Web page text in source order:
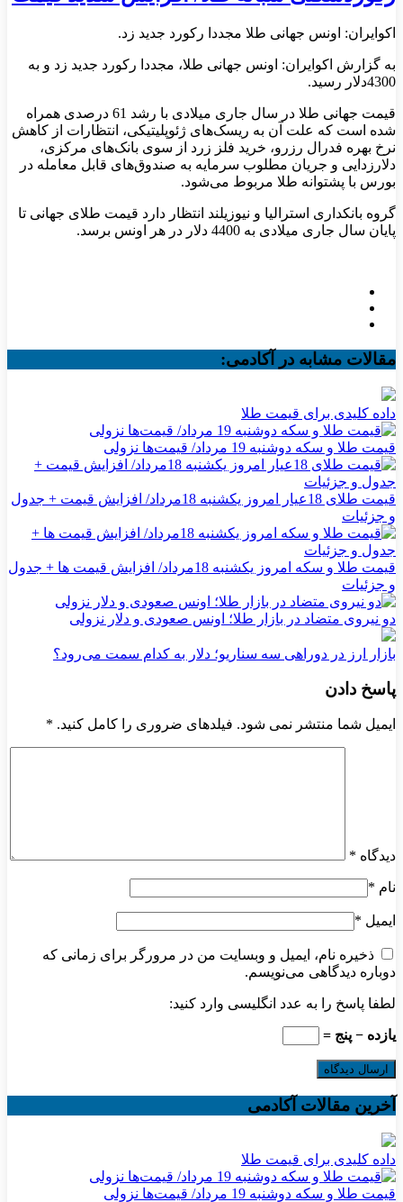
اکوایران: اونس جهانی طلا مجددا رکورد جدید زد.
به گزارش اکوایران: اونس جهانی طلا، مجددا رکورد جدید زد و به
4300دلار رسید.
قیمت جهانی طلا در سال جاری میلادی با رشد 61 درصدی همراه
شده است که علت آن به ریسک‌های ژئوپلیتیکی، انتظارات از کاهش
نرخ بهره فدرال رزرو، خرید فلز زرد از سوی بانک‌های مرکزی،
دلارزدایی و جریان مطلوب سرمایه به صندوق‌های قابل معامله در
بورس با پشتوانه طلا مربوط می‌شود.
گروه بانکداری استرالیا و نیوزیلند انتظار دارد قیمت طلای جهانی تا
پایان سال جاری میلادی به 4400 دلار در هر اونس برسد.
مقالات مشابه در آکادمی:
داده کلیدی برای قیمت طلا
قیمت طلا و سکه دوشنبه 19 مرداد/ قیمت‌ها نزولی
قیمت طلای 18عیار امروز یکشنبه 18مرداد/ افزایش قیمت + جدول
و جزئیات
قیمت طلا و سکه امروز یکشنبه 18مرداد/ افزایش قیمت ها + جدول
و جزئیات
دو نیروی متضاد در بازار طلا؛ اونس صعودی و دلار نزولی
بازار ارز در دوراهی سه سناریو؛ دلار به کدام سمت می‌رود؟
پاسخ دادن
ایمیل شما منتشر نمی شود. فیلدهای ضروری را کامل کنید. *
دیدگاه *
نام *
ایمیل *
ذخیره نام، ایمیل و وبسایت من در مرورگر برای زمانی که
دوباره دیدگاهی می‌نویسم.
لطفا پاسخ را به عدد انگلیسی وارد کنید:
یازده − پنج =
آخرین مقالات آکادمی
داده کلیدی برای قیمت طلا
قیمت طلا و سکه دوشنبه 19 مرداد/ قیمت‌ها نزولی